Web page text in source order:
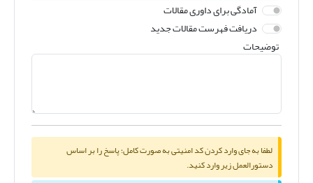
آمادگی برای داوری مقالات
دریافت فهرست مقالات جدید
توضیحات
لطفا به جای وارد کردن کد امنیتی به صورت کامل؛ پاسخ را بر اساس
دستورالعمل زیر وارد کنید.